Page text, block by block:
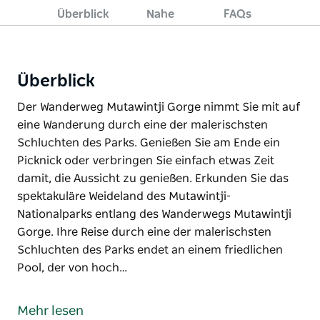
später noch einmal.
Überblick
Nahe FAQs
Überblick
Der Wanderweg Mutawintji Gorge nimmt Sie mit auf
eine Wanderung durch eine der malerischsten
Schluchten des Parks. Genießen Sie am Ende ein
Picknick oder verbringen Sie einfach etwas Zeit
damit, die Aussicht zu genießen. Erkunden Sie das
spektakuläre Weideland des Mutawintji-
Nationalparks entlang des Wanderwegs Mutawintji
Gorge. Ihre Reise durch eine der malerischsten
Schluchten des Parks endet an einem friedlichen
Pool, der von hoch…
eine Wanderung durch eine der malerischsten
Mehr lesen